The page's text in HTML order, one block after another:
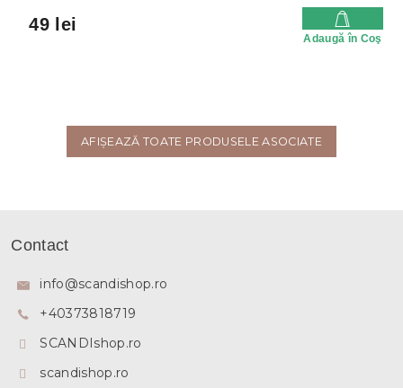
49 lei
Adaugă în Coş
AFIŞEAZĂ TOATE PRODUSELE ASOCIATE
Contact
info@scandishop.ro
+40373818719
SCANDIshop.ro
scandishop.ro